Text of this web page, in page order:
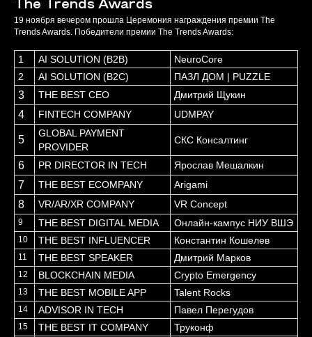
The Trends Awards
19 ноября вечером прошла Церемония награждения премии The
Trends Awards. Победители премии The Trends Awards:
1 AI SOLUTION (B2B)
NeuroCore
2
AI SOLUTION (B2С) ПАЗЛ ДОМ | PUZZLE
3 THE BEST CEO Дмитрий Щукин
4 FINTECH COMPANY UDMPAY
5
GLOBAL PAYMENT
PROVIDER
СКС Консалтинг
6 PR DIRECTOR IN TECH Ярослав Мешалкин
7 THE BEST ECOMPANY Arigami
8 VR/AR/XR COMPANY VR Concept
9 THE BEST DIGITAL MEDIA Онлайн-кампус НИУ ВШЭ
10 THE BEST INFLUENCER Константин Кошелев
11 THE BEST SPEAKER Дмитрий Марков
12 BLOCKCHAIN MEDIA Crypto Emergency
13 THE BEST MOBILE APP Talent Rocks
14 ADVISOR IN TECH Павел Перегудов
15 THE BEST IT COMPANY Труконф